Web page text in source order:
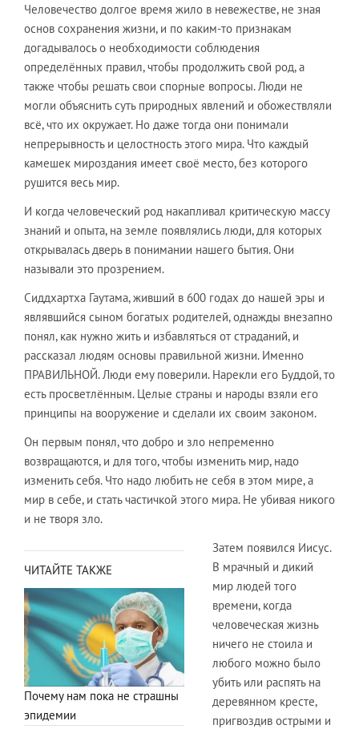
​Человечество долгое время жило в невежестве, не зная
основ сохранения жизни, и по каким-то признакам
догадывалось о необходимости соблюдения
определённых правил, чтобы продолжить свой род, а
также чтобы решать свои спорные вопросы. Люди не
могли объяснить суть природных явлений и обожествляли
всё, что их окружает. Но даже тогда они понимали
непрерывность и целостность этого мира. Что каждый
камешек мироздания имеет своё место, без которого
рушится весь мир.
​И когда человеческий род накапливал критическую массу
знаний и опыта, на земле появлялись люди, для которых
открывалась дверь в понимании нашего бытия. Они
называли это прозрением.
​Сиддхартха Гаутама, живший в 600 годах до нашей эры и
являвшийся сыном богатых родителей, однажды внезапно
понял, как нужно жить и избавляться от страданий, и
рассказал людям основы правильной жизни. Именно
ПРАВИЛЬНОЙ. Люди ему поверили. Нарекли его Буддой, то
есть просветлённым. Целые страны и народы взяли его
принципы на вооружение и сделали их своим законом.
​Он первым понял, что добро и зло непременно
возвращаются, и для того, чтобы изменить мир, надо
изменить себя. Что надо любить не себя в этом мире, а
мир в себе, и стать частичкой этого мира. Не убивая никого
и не творя зло.​
ЧИТАЙТЕ ТАКЖЕ
Почему нам пока не страшны
эпидемии
Затем появился Иисус.
В мрачный и дикий
мир людей того
времени, когда
человеческая жизнь
ничего не стоила и
любого можно было
убить или распять на
деревянном кресте,
пригвоздив острыми и